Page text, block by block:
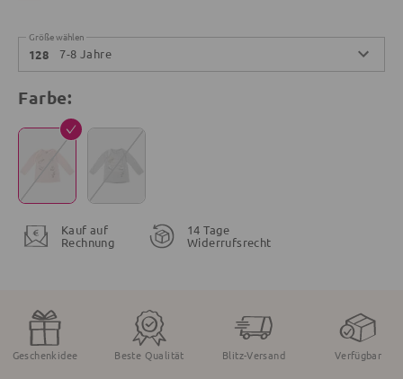
Größe wählen
128 7-8 Jahre
Farbe:
Kauf auf
Rechnung
14 Tage
Widerrufsrecht
Geschenkidee Beste Qualität Blitz-Versand Verfügbar